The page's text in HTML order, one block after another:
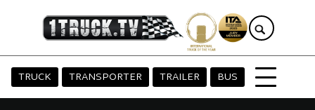
TRUCK TRANSPORTER TRAILER BUS